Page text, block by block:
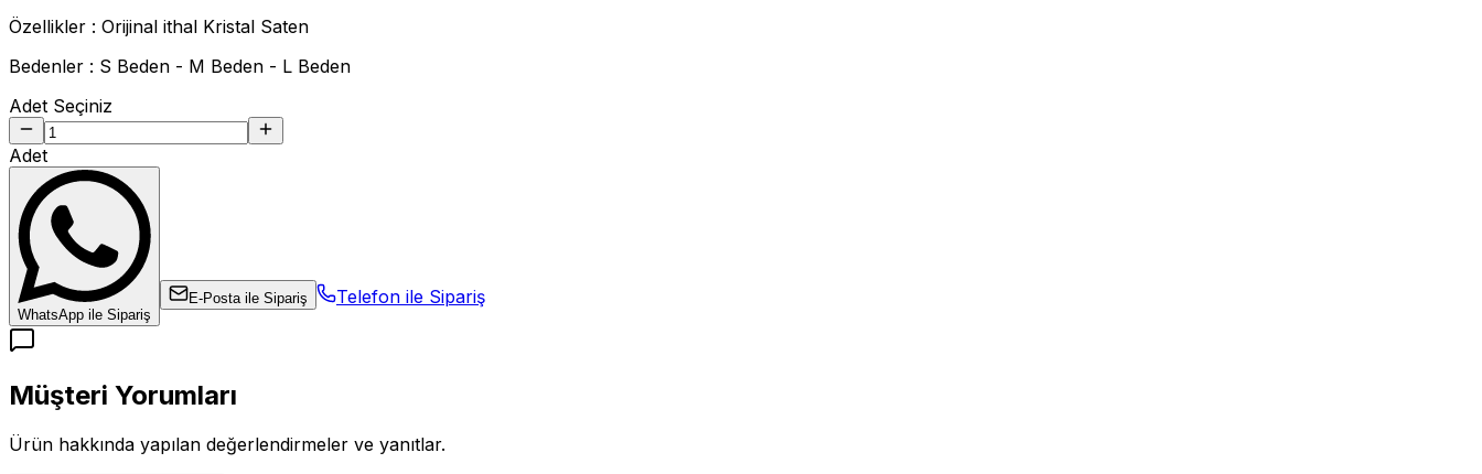
Özellikler : Orijinal ithal Kristal Saten
Bedenler : S Beden - M Beden - L Beden
Adet Seçiniz
Adet
WhatsApp ile Sipariş
E-Posta ile Sipariş Telefon ile Sipariş
Müşteri Yorumları
Ürün hakkında yapılan değerlendirmeler ve yanıtlar.